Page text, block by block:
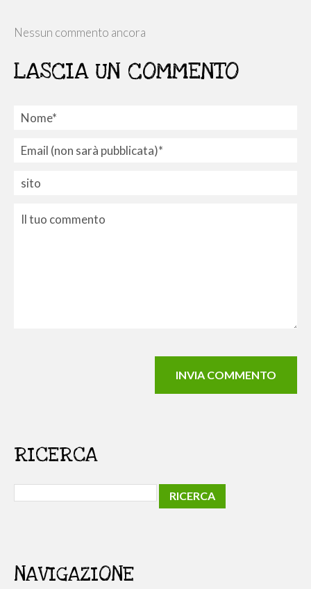
Nessun commento ancora
LASCIA UN COMMENTO
RICERCA
NAVIGAZIONE